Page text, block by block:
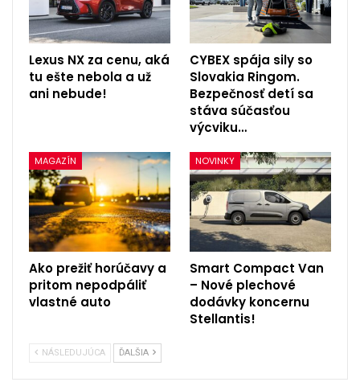
Lexus NX za cenu, aká
tu ešte nebola a už
ani nebude!
CYBEX spája sily so
Slovakia Ringom.
Bezpečnosť detí sa
stáva súčasťou
výcviku…
MAGAZÍN
Ako prežiť horúčavy a
pritom nepodpáliť
vlastné auto
NOVINKY
Smart Compact Van
– Nové plechové
dodávky koncernu
Stellantis!
NÁSLEDUJÚCA ĎALŠIA